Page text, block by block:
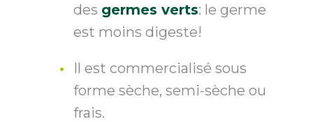
des germes verts: le germe
est moins digeste!
Il est commercialisé sous
forme sèche, semi-sèche ou
frais.